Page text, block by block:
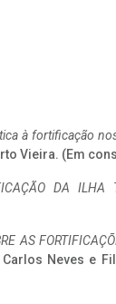
à fortificação
Vieira. (Em
DA ILHA
AS
Neves e